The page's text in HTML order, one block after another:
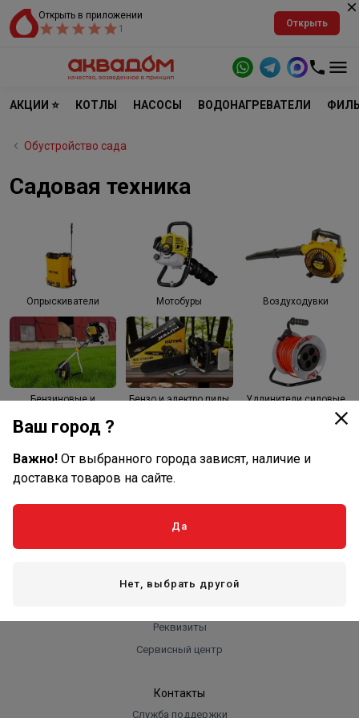
Открыть в приложении
1
Открыть
АКЦИИ ⭐ КОТЛЫ НАСОСЫ ВОДОНАГРЕВАТЕЛИ
Обустройство сада
Садовая техника
Опрыскиватели Мотобуры Воздуходувки
Бензиновые и
газонокосилки
Бензо и электро пилы
Удлинители силовые
Реквизиты
Сервисный центр
Контакты
Служба поддержки
Ваш город ?
Важно! От выбранного города зависят, наличие и
доставка товаров на сайте.
Да
Нет, выбрать другой